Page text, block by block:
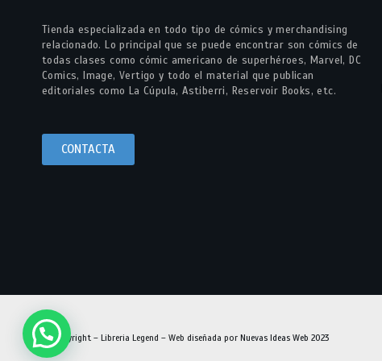
Tienda especializada en todo tipo de cómics y merchandising
relacionado. Lo principal que se puede encontrar son cómics de
todas clases como cómic americano de superhéroes, Marvel, DC
Comics, Image, Vertigo y todo el material que publican
editoriales como La Cúpula, Astiberri, Reservoir Books, etc.
CONTACTA
© Copyright – Libreria Legend – Web diseñada por Nuevas Ideas Web 2023